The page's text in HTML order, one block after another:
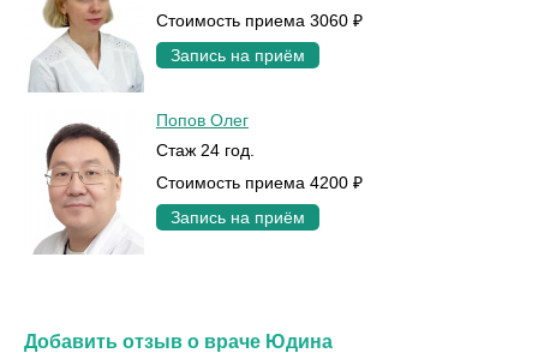
Стоимость приема 3060 ₽
Запись на приём
Попов Олег
Стаж 24 год.
Стоимость приема 4200 ₽
Запись на приём
Добавить отзыв о враче Юдина